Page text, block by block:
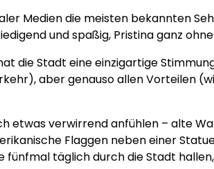
Medien die meisten bekannten
und spaßig, Pristina ganz
die Stadt eine einzigartige
aber genauso allen Vorteilen
etwas verwirrend anfühlen – alte
Flaggen neben einer
fünfmal täglich durch die Stadt